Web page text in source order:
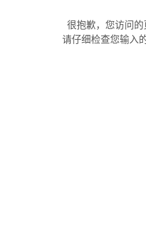
很抱歉，您访问的
请仔细检查您输入